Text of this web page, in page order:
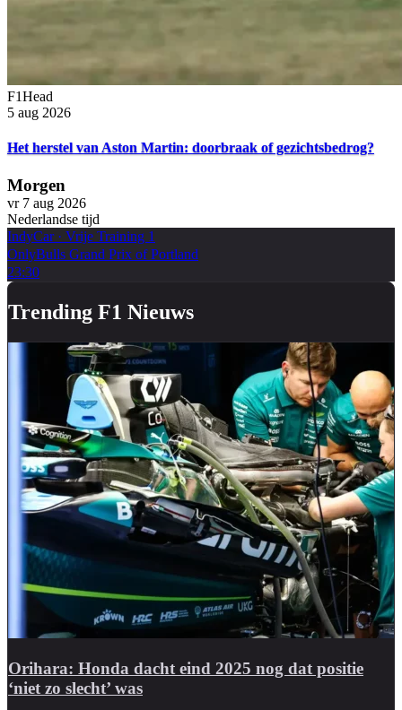
F1Head
5 aug 2026
Het herstel van Aston Martin: doorbraak of gezichtsbedrog?
Morgen
vr 7 aug 2026
Nederlandse tijd
IndyCar· Vrije Training 1
OnlyBulls Grand Prix of Portland
23:30
Trending F1 Nieuws
Orihara: Honda dacht eind 2025 nog dat positie
‘niet zo slecht’ was